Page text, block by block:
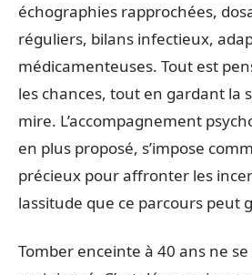
échographies rapprochées,
réguliers, bilans infectieux,
médicamenteuses. Tout est
les chances, tout en gardant la
mire. L’accompagnement
en plus proposé, s’impose
précieux pour affronter les
lassitude que ce parcours peut
Tomber enceinte à 40 ans ne